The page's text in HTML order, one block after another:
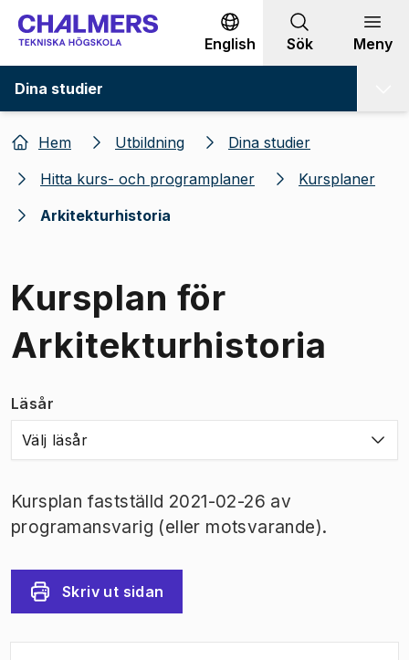
Gå till innehållet
English Sök Meny
Dina studier
Hem Utbildning
Dina studier
Hitta kurs- och programplaner
Kursplaner
Arkitekturhistoria
Kursplan för
Arkitekturhistoria
Läsår
Välj läsår
Kursplan fastställd 2021-02-26 av
programansvarig (eller motsvarande).
Skriv ut sidan